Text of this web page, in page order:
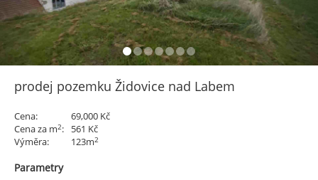
prodej pozemku Židovice nad Labem
Cena:
69,000 Kč
Cena za m2:
561 Kč
Výměra:
123m2
Parametry